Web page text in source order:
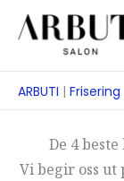
Zum
Inhalt
ARBUTI | Frisering
De 4
Vi begir oss